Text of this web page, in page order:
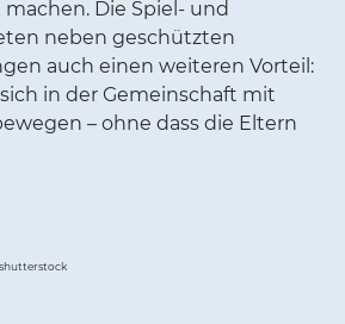
Die Spiel- und
neben geschützten
auch einen weiteren Vorteil:
in der Gemeinschaft mit
– ohne dass die Eltern